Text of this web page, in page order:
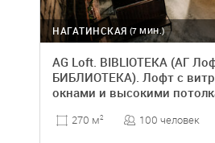
(7 МИН.)
НАГАТИНСКАЯ
AG Loft. BIBLIOTEKA (АГ
БИБЛИОТЕКА). Лофт с
окнами и высокими
270 м2 100 человек